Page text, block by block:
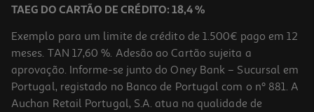
TAEG DO CARTÃO DE CRÉDITO: 18,4 %
Exemplo para um limite de crédito de 1.500€ pago em 12
meses. TAN 17,60 %. Adesão ao Cartão sujeita a
aprovação. Informe-se junto do Oney Bank – Sucursal em
Portugal, registado no Banco de Portugal com o nº 881. A
Auchan Retail Portugal, S.A. atua na qualidade de